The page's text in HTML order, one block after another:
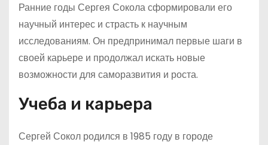
Ранние годы Сергея Сокола сформировали его
научный интерес и страсть к научным
исследованиям. Он предпринимал первые шаги в
своей карьере и продолжал искать новые
возможности для саморазвития и роста.
Учеба и карьера
Сергей Сокол родился в 1985 году в городе